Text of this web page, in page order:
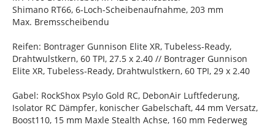
Shimano RT66, 6-Loch-Scheibenaufnahme, 203 mm
Max. Bremsscheibendu
Reifen: Bontrager Gunnison Elite XR, Tubeless-Ready,
Drahtwulstkern, 60 TPI, 27.5 x 2.40 // Bontrager Gunnison
Elite XR, Tubeless-Ready, Drahtwulstkern, 60 TPI, 29 x 2.40
Gabel: RockShox Psylo Gold RC, DebonAir Luftfederung,
Isolator RC Dämpfer, konischer Gabelschaft, 44 mm Versatz,
Boost110, 15 mm Maxle Stealth Achse, 160 mm Federweg